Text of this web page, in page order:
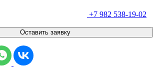
+7 982 538-19-02
Оставить заявку